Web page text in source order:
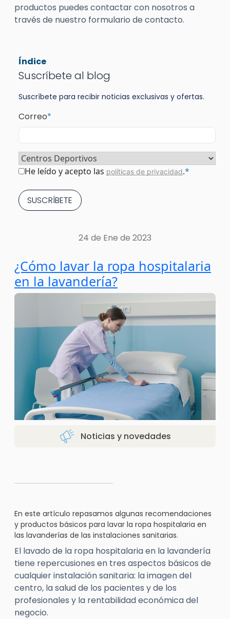
productos puedes contactar con nosotros a
través de nuestro formulario de contacto.
Índice
Suscríbete al blog
Suscríbete para recibir noticias exclusivas y ofertas.
Correo*
Sector*
Consentimiento*
He leído y acepto las políticas de privacidad.*
24 de Ene de 2023
¿Cómo lavar la ropa hospitalaria
en la lavandería?
Noticias y novedades
En este artículo repasamos algunas recomendaciones
y productos básicos para lavar la ropa hospitalaria en
las lavanderías de las instalaciones sanitarias.
El lavado de la ropa hospitalaria en la lavandería
tiene repercusiones en tres aspectos básicos de
cualquier instalación sanitaria: la imagen del
centro, la salud de los pacientes y de los
profesionales y la rentabilidad económica del
negocio.